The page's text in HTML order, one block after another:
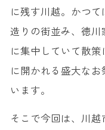
に残す川越。かつ
造りの街並み、徳
に集中していて散
に開かれる盛大な
います。
そこで今回は、川